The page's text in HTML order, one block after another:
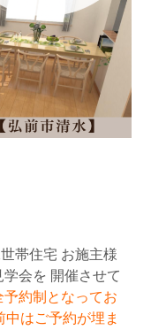
帯住宅 お施主様
会を 開催させて
予約制となってお
はご予約が埋ま